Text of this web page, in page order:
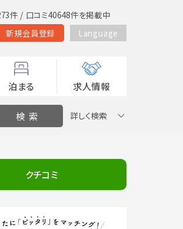
件 / 口コミ40648件を掲載中
新規会員登録 Language
泊まる 求人情報
詳しく検索
クチコミ